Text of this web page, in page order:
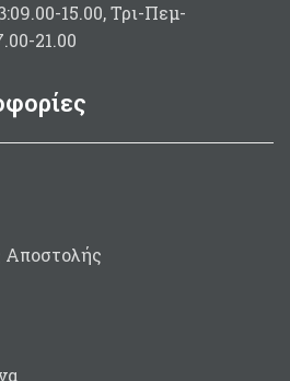
15.00, Τρι-Πεμ-
21.00
Αποστολής